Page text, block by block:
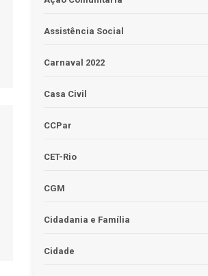
Assistência Social
Carnaval 2022
Casa Civil
CCPar
CET-Rio
CGM
Cidadania e Família
Cidade